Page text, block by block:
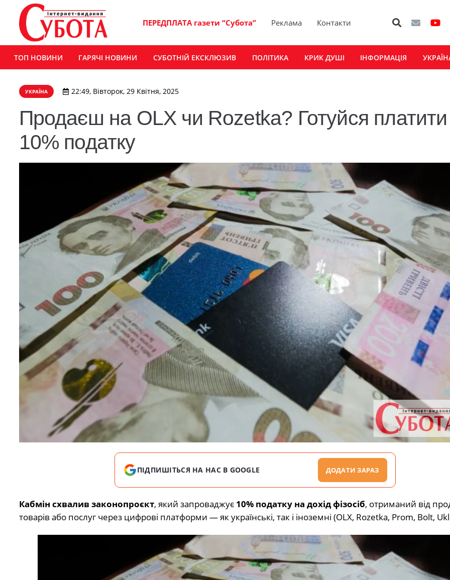
ПЕРЕДПЛАТА газети “Субота” Реклама Контакти
ТОП НОВИНИ ГАРЯЧІ НОВИНИ СУБОТНІЙ ЕКСКЛЮЗИВ ПОЛІТИКА КРИК ДУШІ ІНФОРМАЦІЯ
УКРАЇНА 22:49, Вівторок, 29 Квітня, 2025
Продаєш на OLX чи Rozetka? Готуйся платити
10% податку
ПІДПИШІТЬСЯ НА НАС В GOOGLE ДОДАТИ ЗАРАЗ
Кабмін схвалив законопроєкт, який запроваджує 10% податку на дохід фізосіб, отриманий від
товарів або послуг через цифрові платформи — як українські, так і іноземні (OLX, Rozetka, Prom, Bolt,